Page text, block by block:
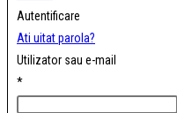
Autentificare
Ati uitat parola?
Utilizator sau e-mail
*